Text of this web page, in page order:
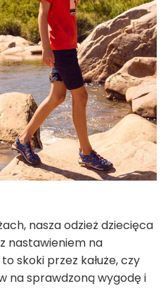
nasza odzież dziecięca
nastawieniem na
skoki przez kałuże, czy
na sprawdzoną wygodę i